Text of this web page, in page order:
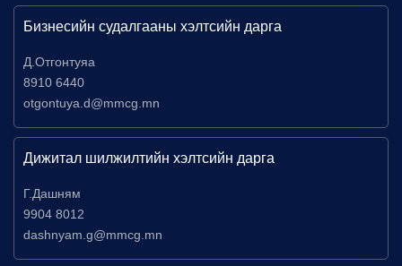
Бизнесийн судалгааны хэлтсийн дарга
Д.Отгонтуяа
8910 6440
otgontuya.d@mmcg.mn
Дижитал шилжилтийн хэлтсийн дарга
Г.Дашням
9904 8012
dashnyam.g@mmcg.mn